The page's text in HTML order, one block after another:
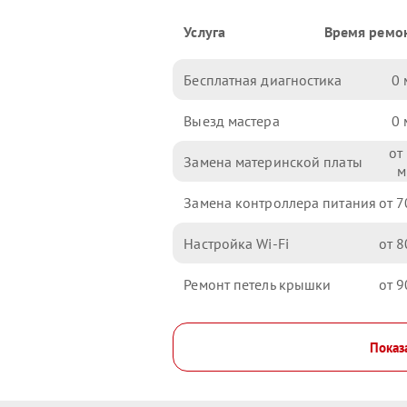
Услуга Время
Бесплатная диагностика 0
Выезд мастера 0
Замена материнской платы
Замена контроллера питания
Настройка Wi-Fi
Ремонт петель крышки